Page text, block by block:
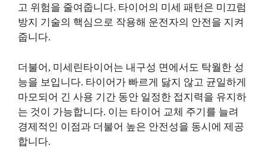
고 위험을 줄여줍니다. 타이어의 미세 패턴은 미끄럼
방지 기술의 핵심으로 작용해 운전자의 안전을 지켜
줍니다.
더불어, 미세린타이어는 내구성 면에서도 탁월한 성
능을 보입니다. 타이어가 빠르게 닳지 않고 균일하게
마모되어 긴 사용 기간 동안 일정한 접지력을 유지하
는 것이 가능합니다. 이는 타이어 교체 주기를 늘려
경제적인 이점과 더불어 높은 안전성을 동시에 제공
합니다.